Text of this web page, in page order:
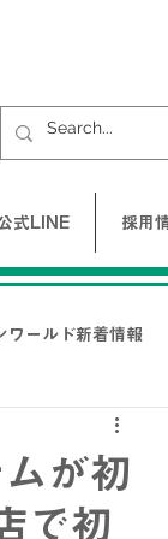
式LINE 採用
ワールド新着情報
が初
で初